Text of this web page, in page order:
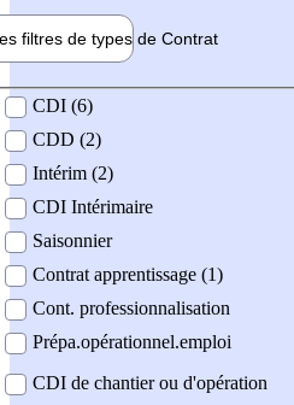
filtres de types de Contrat
contrat
CDI (6)
CDD (2)
Intérim (2)
CDI Intérimaire
Saisonnier
Contrat apprentissage (1)
Cont. professionnalisation
Prépa.opérationnel.emploi
CDI de chantier ou d'opération